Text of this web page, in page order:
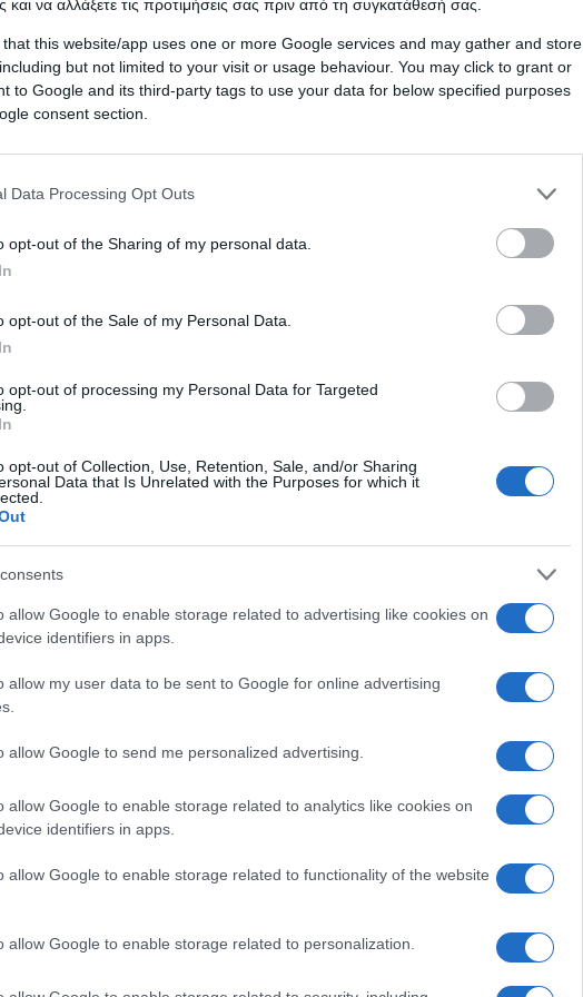
και να αλλάξετε τις προτιμήσεις σας πριν από τη συγκατάθεσή σας.
that this website/app uses one or more Google services and may gather and store
but not limited to your visit or usage behaviour. You may click to grant or
to Google and its third-party tags to use your data for below specified purposes
consent section.
Data Processing Opt Outs
opt-out of the Sharing of my personal data.
opt-out of the Sale of my Personal Data.
opt-out of processing my Personal Data for Targeted
opt-out of Collection, Use, Retention, Sale, and/or Sharing
Data that Is Unrelated with the Purposes for which it
allow Google to enable storage related to advertising like cookies on
identifiers in apps.
allow my user data to be sent to Google for online advertising
allow Google to send me personalized advertising.
allow Google to enable storage related to analytics like cookies on
identifiers in apps.
allow Google to enable storage related to functionality of the website
allow Google to enable storage related to personalization.
οποία βρισκόταν στο πεζοδρόμιο μπροστά από οικοδομή στη Λάρισα.
Το…
Δείτε Περισσότερα
που επιχειρούσε στη φωτιά στη Ναυπακτία
– “Βρήκε” σε πεύκο κατά την κατάσβεση
Παραλίγο ατύχημα στον Πλατανίτη Ναυπακτίας, καθώς αεροσκάφος
25.06.2024
Απόστολος Λύτρας: Αναστολή στον
πλειστηριασμό του σπιτιού του στο
Χαλάνδρι για τέταρτη συνεχόμενη φορά
Με δικαστική παρέμβαση αναστέλλεται ο πλειστηριασμός του σπιτιού του
δικηγόρου Απόστολου Λύτρα στο Χαλάνδρι για τέταρτη συνεχόμενη φορά.
Ξέσπασε φωτιά στον Πολύγυρο Χαλκιδικής:
Στο σημείο έσπευσαν οι δυνάμεις της
Πυροσβεστικής
Πολυγύρου, στη Χαλκιδική. Η φωτιά ξέσπασε λίγο πριν τις 3 το μεσημέρι…
Δείτε Περισσότερα